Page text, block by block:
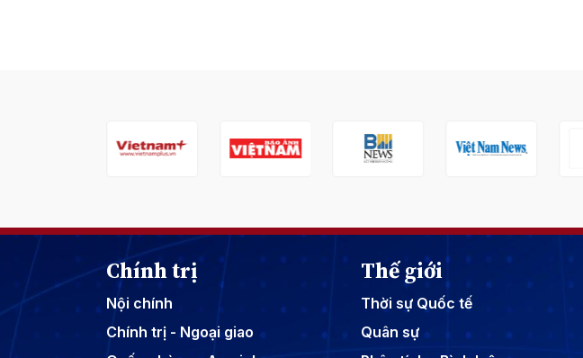
Chính trị
Nội chính
Chính trị - Ngoại giao
Thế giới
Thời sự Quốc tế
Quân sự